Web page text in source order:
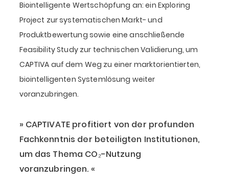
Biointelligente Wertschöpfung an: ein Exploring
Project zur systematischen Markt- und
Produktbewertung sowie eine anschließende
Feasibility Study zur technischen Validierung, um
CAPTIVA auf dem Weg zu einer marktorientierten,
biointelligenten Systemlösung weiter
voranzubringen.
CAPTIVATE profitiert von der profunden
Fachkenntnis der beteiligten Institutionen,
um das Thema CO₂-Nutzung
voranzubringen.